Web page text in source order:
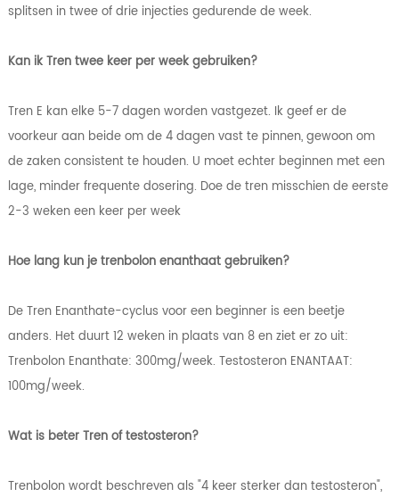
splitsen in twee of drie injecties gedurende de week.
Kan ik Tren twee keer per week gebruiken?
Tren E kan elke 5-7 dagen worden vastgezet. Ik geef er de
voorkeur aan beide om de 4 dagen vast te pinnen, gewoon om
de zaken consistent te houden. U moet echter beginnen met een
lage, minder frequente dosering. Doe de tren misschien de eerste
2-3 weken een keer per week
Hoe lang kun je trenbolon enanthaat gebruiken?
De Tren Enanthate-cyclus voor een beginner is een beetje
anders. Het duurt 12 weken in plaats van 8 en ziet er zo uit:
Trenbolon Enanthate: 300mg/week. Testosteron ENANTAAT:
100mg/week.
Wat is beter Tren of testosteron?
Trenbolon wordt beschreven als "4 keer sterker dan testosteron",